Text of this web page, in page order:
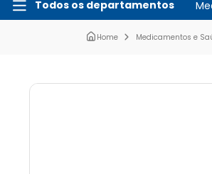
Todos os departamentos
Medicamentos e